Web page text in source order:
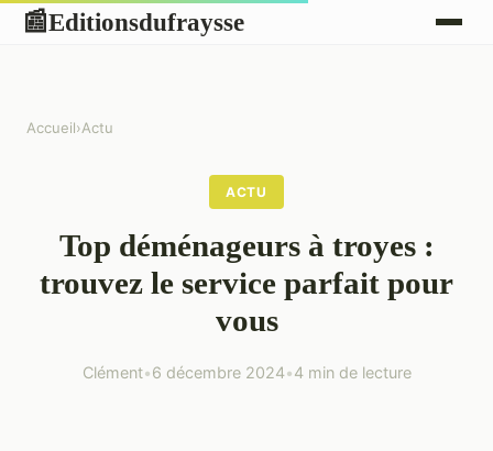
📰Editionsdufraysse
Accueil›Actu
ACTU
Top déménageurs à troyes :
trouvez le service parfait pour
vous
Clément•6 décembre 2024•4 min de lecture